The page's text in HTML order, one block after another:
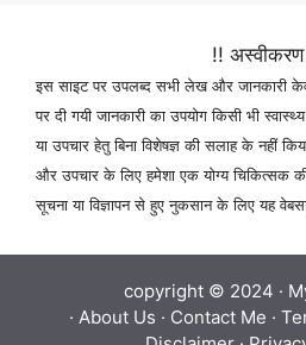
!!
इस साइट पर उपलब्द सभी लेख और जानकारी
पर दी गयी जानकारी का उपयोग किसी भी
या उपचार हेतु बिना विशेषज्ञ की सलाह के नहीं
और उपचार के लिए हमेशा एक योग्य चिकित्सक
सूचना या विज्ञापन से हुए नुकसान के लिए यह
copyright © 2024 ·
· About Us · Contact Me ·